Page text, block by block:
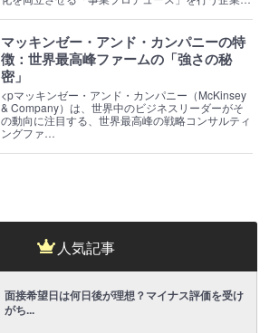
マッキンゼー・アンド・カンパニーの特
徴：世界最高峰ファームの「強さの秘
密」
<pマッキンゼー・アンド・カンパニー（McKinsey
& Company）は、世界中のビジネスリーダーがそ
の動向に注目する、世界最高峰の戦略コンサルティ
ングファ…
人気記事
面接希望日は何日後が理想？マイナス評価を受け
がち...